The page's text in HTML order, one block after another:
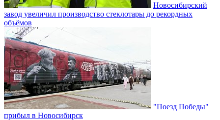
Новосибирский
завод увеличил производство стеклотары до рекордных
объёмов
"Поезд Победы"
прибыл в Новосибирск